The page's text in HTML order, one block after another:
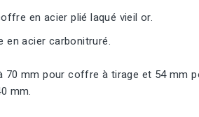
en acier plié laqué vieil or.
en acier carbonitruré.
70 mm pour coffre à tirage et 54 mm
mm.